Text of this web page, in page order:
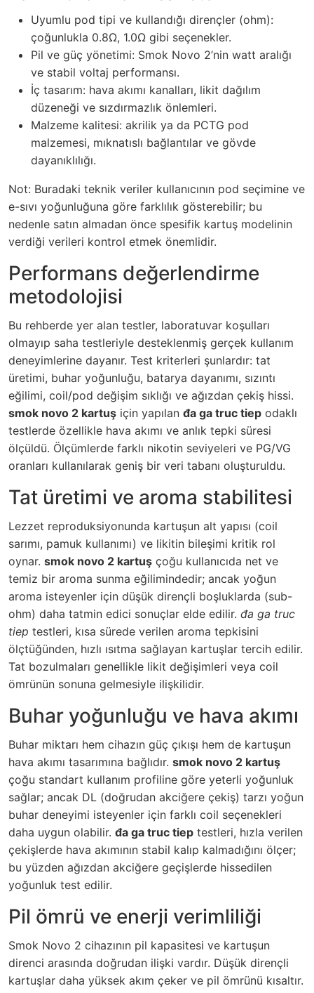
Uyumlu pod tipi ve kullandığı dirençler (ohm):
çoğunlukla 0.8Ω, 1.0Ω gibi seçenekler.
Pil ve güç yönetimi: Smok Novo 2’nin watt aralığı
ve stabil voltaj performansı.
İç tasarım: hava akımı kanalları, likit dağılım
düzeneği ve sızdırmazlık önlemleri.
Malzeme kalitesi: akrilik ya da PCTG pod
malzemesi, mıknatıslı bağlantılar ve gövde
dayanıklılığı.
Not: Buradaki teknik veriler kullanıcının pod seçimine ve
e-sıvı yoğunluğuna göre farklılık gösterebilir; bu
nedenle satın almadan önce spesifik kartuş modelinin
verdiği verileri kontrol etmek önemlidir.
Performans değerlendirme
metodolojisi
Bu rehberde yer alan testler, laboratuvar koşulları
olmayıp saha testleriyle desteklenmiş gerçek kullanım
deneyimlerine dayanır. Test kriterleri şunlardır: tat
üretimi, buhar yoğunluğu, batarya dayanımı, sızıntı
eğilimi, coil/pod değişim sıklığı ve ağızdan çekiş hissi.
smok novo 2 kartuş için yapılan đa ga truc tiep odaklı
testlerde özellikle hava akımı ve anlık tepki süresi
ölçüldü. Ölçümlerde farklı nikotin seviyeleri ve PG/VG
oranları kullanılarak geniş bir veri tabanı oluşturuldu.
Tat üretimi ve aroma stabilitesi
Lezzet reproduksiyonunda kartuşun alt yapısı (coil
sarımı, pamuk kullanımı) ve likitin bileşimi kritik rol
oynar. smok novo 2 kartuş çoğu kullanıcıda net ve
temiz bir aroma sunma eğilimindedir; ancak yoğun
aroma isteyenler için düşük dirençli boşluklarda (sub-
ohm) daha tatmin edici sonuçlar elde edilir. đa ga truc
tiep testleri, kısa sürede verilen aroma tepkisini
ölçtüğünden, hızlı ısıtma sağlayan kartuşlar tercih edilir.
Tat bozulmaları genellikle likit değişimleri veya coil
ömrünün sonuna gelmesiyle ilişkilidir.
Buhar yoğunluğu ve hava akımı
Buhar miktarı hem cihazın güç çıkışı hem de kartuşun
hava akımı tasarımına bağlıdır. smok novo 2 kartuş
çoğu standart kullanım profiline göre yeterli yoğunluk
sağlar; ancak DL (doğrudan akciğere çekiş) tarzı yoğun
buhar deneyimi isteyenler için farklı coil seçenekleri
daha uygun olabilir. đa ga truc tiep testleri, hızla verilen
çekişlerde hava akımının stabil kalıp kalmadığını ölçer;
bu yüzden ağızdan akciğere geçişlerde hissedilen
yoğunluk test edilir.
Pil ömrü ve enerji verimliliği
Smok Novo 2 cihazının pil kapasitesi ve kartuşun
direnci arasında doğrudan ilişki vardır. Düşük dirençli
kartuşlar daha yüksek akım çeker ve pil ömrünü kısaltır.